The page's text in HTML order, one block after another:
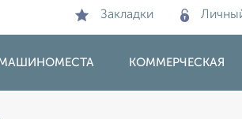
Закладки
МАШИНОМЕСТА КОММЕРЧЕСКАЯ